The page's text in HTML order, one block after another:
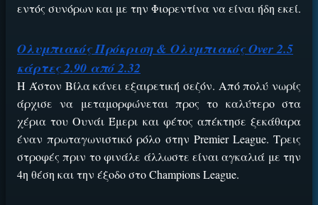
εντός συνόρων και με την Φιορεντίνα να είναι ήδη εκεί.
Ολυμπιακός Πρόκριση & Ολυμπιακός Over 2.5
κάρτες 2.90 από 2.32
Η Άστον Βίλα κάνει εξαιρετική σεζόν. Από πολύ νωρίς
άρχισε να μεταμορφώνεται προς το καλύτερο στα
χέρια του Ουνάι Έμερι και φέτος απέκτησε ξεκάθαρα
έναν πρωταγωνιστικό ρόλο στην Premier League. Τρεις
στροφές πριν το φινάλε άλλωστε είναι αγκαλιά με την
4η θέση και την έξοδο στο Champions League.